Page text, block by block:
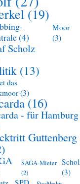
(19)
(4)
Moor
(3)
Scholz
(13)
das
(3)
(16)
- für Hamburg
Guttenberg
SAGA-Mieter
(2)
(3)